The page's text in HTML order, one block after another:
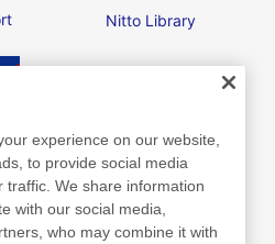
Nitto Library
experience on our website,
to provide social media
We share information
with our social media,
who may combine it with